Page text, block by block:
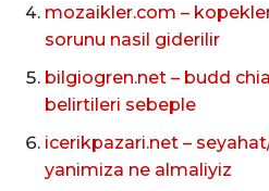
mozaikler.com –
sorunu nasil giderilir
bilgiogren.net – budd
belirtileri sebeple
icerikpazari.net –
yanimiza ne almaliyiz